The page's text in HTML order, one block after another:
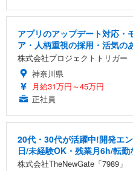
アプリのアップデート対応・
ア・人柄重視の採用・活気の
株式会社プロジェクトトリガー
神奈川県
月給31万円～45万円
正社員
20代・30代が活躍中!開発エ
日/未経験OK・残業月6h/転勤
株式会社TheNewGate「7989」